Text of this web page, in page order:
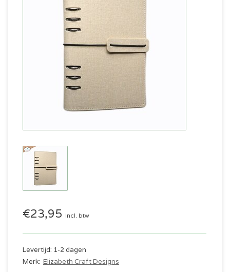
€23,95 Incl. btw
Levertijd: 1-2 dagen
Merk: Elizabeth Craft Designs